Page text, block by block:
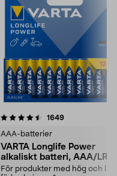
1649recensioner
AAA-batterier
VARTA Longlife Power
alkaliskt batteri, AAA/LR03
För produkter med hög och låg
4.5av 5 stjärnor